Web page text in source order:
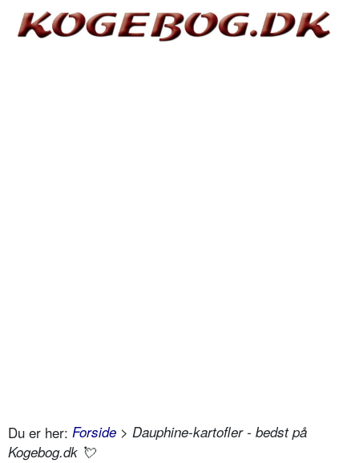
Du er her: Forside > Dauphine-kartofler - bedst på
Kogebog.dk 💘